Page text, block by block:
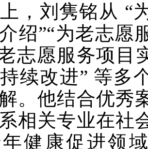
，刘隽铭从 “
绍”“为老志愿
志愿服务项目
续改进” 等多
。他结合优秀
相关专业在社
健康促进领